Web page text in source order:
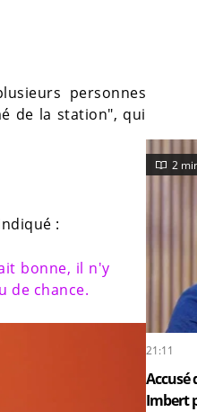
personnes
de la station", qui
:
bonne, il n'y
de chance.
2
21:11
Accusé
Imbert